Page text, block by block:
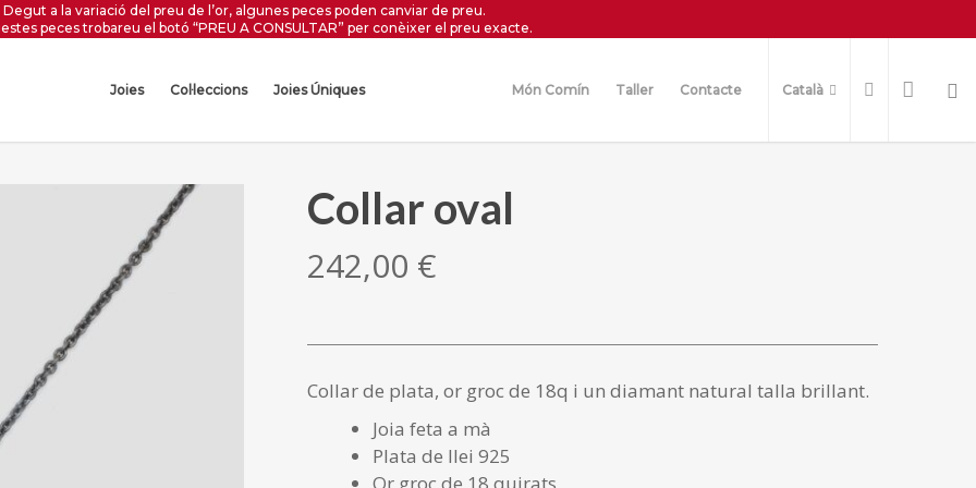
Degut a la variació del preu de l’or, algunes peces poden canviar de preu.
peces trobareu el botó “PREU A CONSULTAR” per conèixer el preu exacte.
Joies Col·leccions Joies Úniques Món Comín Taller Contacte Català
Collar oval
242,00 €
Collar de plata, or groc de 18q i un diamant natural talla brillant.
Joia feta a mà
Plata de llei 925